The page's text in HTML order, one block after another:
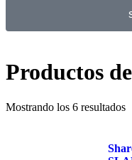
Productos
Mostrando los 6 resultados